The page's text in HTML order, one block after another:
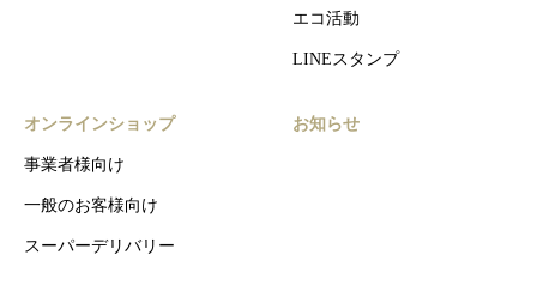
エコ活動
LINEスタンプ
オンラインショップ
事業者様向け
一般のお客様向け
スーパーデリバリー
お知らせ